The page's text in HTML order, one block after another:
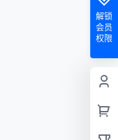
解锁
会员
权限